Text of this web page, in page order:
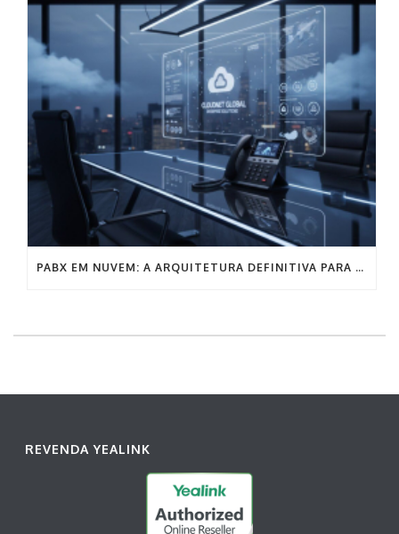
PABX EM NUVEM: A ARQUITETURA DEFINITIVA PARA A COMUNICAÇÃO EMPRESARIAL SEM FRICÇÃO
REVENDA YEALINK